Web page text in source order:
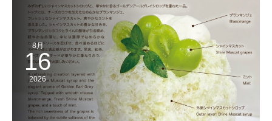
8月
16
2026